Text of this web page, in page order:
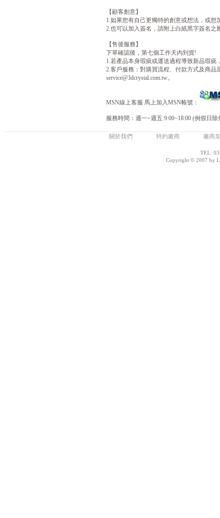
【顧客創意】
1.如果您有自己更獨特的創意或想法，或想
2.也可以加入簽名，請附上白紙黑字簽名之
【售後服務】
下單確認後，第七個工作天內到貨!
1.若產品本身瑕疵或運送過程導致新品瑕疵
2.客戶服務：對購買流程、付款方式及商品
service@3dcrystal.com.tw。
MSN線上客服 馬上加入MSN帳號：
服務時間：週一~週五 9:00~18:00 (例假日除
關於我們 特約廠商 廠商
TEL:
Copyright © 2007 by